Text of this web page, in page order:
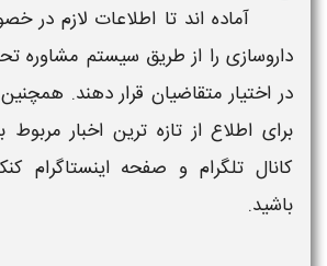
آماده اند تا اطلاعات لازم در
داروسازی را از طریق سیستم مشاوره
در اختیار متقاضیان قرار دهند.
برای اطلاع از تازه ترین اخبار
کانال تلگرام و صفحه اینستاگرام
باشید.